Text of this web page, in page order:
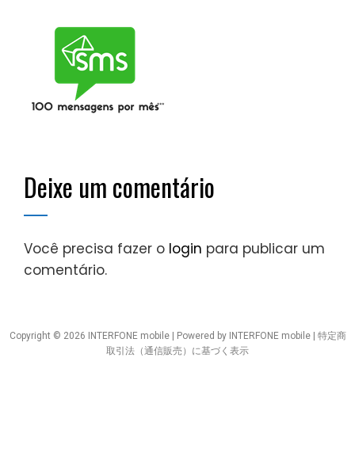
Deixe um comentário
Você precisa fazer o login para publicar um
comentário.
Copyright © 2026 INTERFONE mobile | Powered by INTERFONE mobile | 特定商
取引法（通信販売）に基づく表示